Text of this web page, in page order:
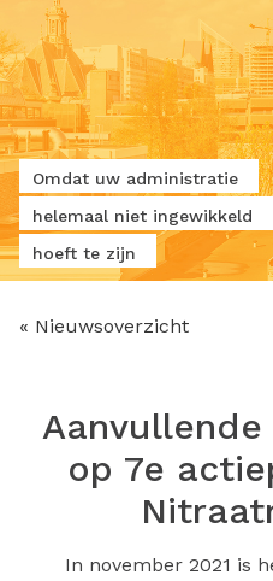
Omdat uw administratie
helemaal niet ingewikkeld
hoeft te zijn
« Nieuwsoverzicht
op 7e
In november 2021 is